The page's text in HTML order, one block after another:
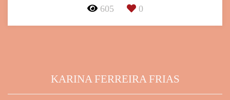
605 0
KARINA FERREIRA FRIAS